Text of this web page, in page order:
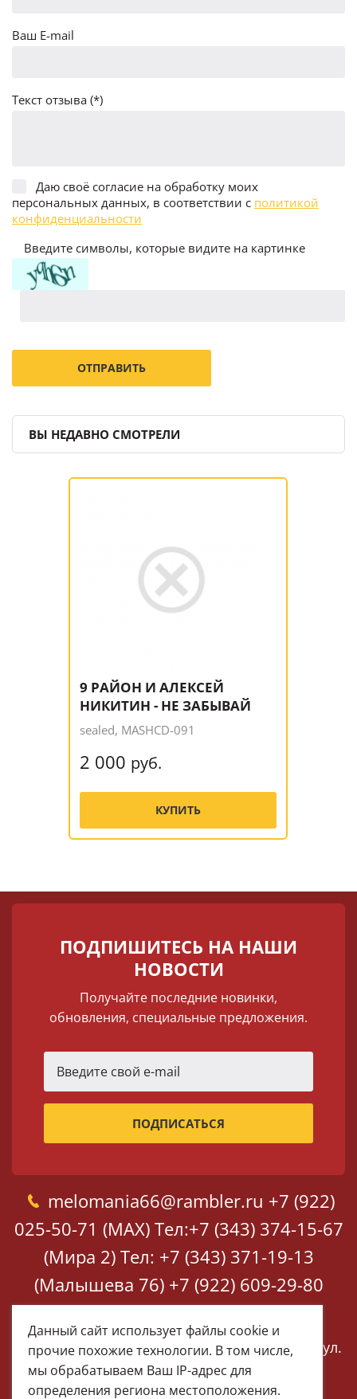
Ваш E-mail
Текст отзыва (*)
Даю своё согласие на обработку моих
персональных данных, в соответствии с политикой
конфиденциальности
Введите символы, которые видите на картинке
ВЫ НЕДАВНО СМОТРЕЛИ
9 РАЙОН И АЛЕКСЕЙ
НИКИТИН - НЕ ЗАБЫВАЙ
sealed, MASHCD-091
2 000 руб.
КУПИТЬ
ПОДПИШИТЕСЬ НА НАШИ
НОВОСТИ
Получайте последние новинки,
обновления, специальные предложения.
melomania66@rambler.ru +7 (922)
025-50-71 (MAX) Тел:+7 (343) 374-15-67
(Мира 2) Тел: +7 (343) 371-19-13
(Малышева 76) +7 (922) 609-29-80
(MAX)
Екатеринбург, ул. Мира 2
Екатеринбург, ул.
Малышева 76
Данный сайт использует файлы cookie и
прочие похожие технологии. В том числе,
мы обрабатываем Ваш IP-адрес для
определения региона местоположения.